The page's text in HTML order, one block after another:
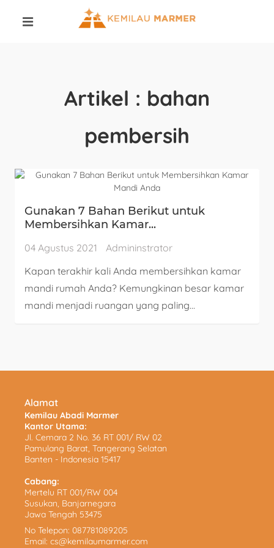
Artikel : bahan
pembersih
Gunakan 7 Bahan Berikut untuk
Membersihkan Kamar...
04 Agustus 2021
Admininstrator
Kapan terakhir kali Anda membersihkan kamar
mandi rumah Anda? Kemungkinan besar kamar
mandi menjadi ruangan yang paling...
Alamat
Kemilau Abadi Marmer
Kantor Utama:
Jl. Cemara 2 No. 36 RT 001/ RW 02
Pamulang Barat, Tangerang Selatan
Banten - Indonesia 15417
Cabang:
Mertelu RT 001/RW 004
Susukan, Banjarnegara
Jawa Tengah 53475
No Telepon: 087781089205
Email: cs@kemilaumarmer.com